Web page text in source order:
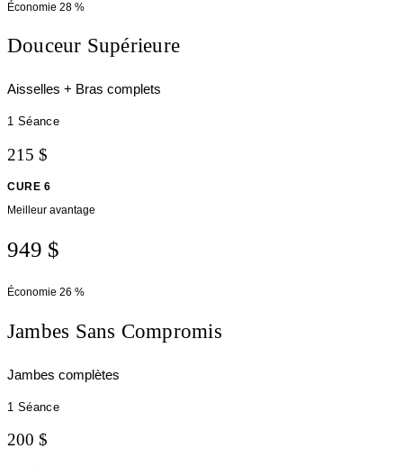
Économie 28 %
Douceur Supérieure
Aisselles + Bras complets
1 Séance
215 $
CURE 6
Meilleur avantage
949 $
Économie 26 %
Jambes Sans Compromis
Jambes complètes
1 Séance
200 $